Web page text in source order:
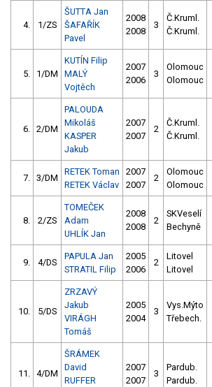
4. 1/ZS
ŠUTTA Jan
ŠAFAŘÍK
Pavel
2008
2008
3
Č.Kruml.
Č.Kruml.
5. 1/DM
KUTÍN Filip
MALÝ
Vojtěch
2007
2006
3
Olomouc
Olomouc
6. 2/DM
PALOUDA
Mikoláš
KASPER
Jakub
2007
2007
2
Č.Kruml.
Č.Kruml.
7. 3/DM
RETEK Toman
RETEK Václav
2007
2007
2
Olomouc
Olomouc
8. 2/ZS
TOMEČEK
Adam
UHLÍK Jan
2008
2008
2
SKVeselí
Bechyně
9. 4/DS
PAPULA Jan
STRATIL Filip
2005
2006
2
Litovel
Litovel
10. 5/DS
ZRZAVÝ
Jakub
VIRÁGH
Tomáš
2005
2004
3
Vys.Mýto
Třebech.
11. 4/DM
ŠRÁMEK
David
RUFFER
2007
2007
3
Pardub.
Pardub.